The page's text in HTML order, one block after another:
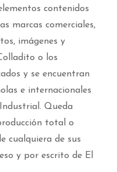
contenidos
marcas comerciales,
imágenes y
o los
y se encuentran
e internacionales
Queda
total o
cualquiera de sus
y por escrito de El